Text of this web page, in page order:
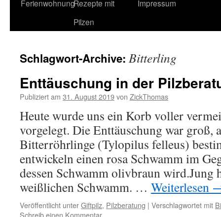
FerienwohnungRezepte mit
Pilzen
Impressum
Schlagwort-Archive: Bitterling
Enttäuschung in der
Publiziert am 31. August 2019von ZickThomas
Heute wurde uns ein Korb voller
vorgelegt. Die Enttäuschung war groß,
Bitterröhrlinge (Tylopilus felleus)
entwickeln einen rosa Schwamm im
dessen Schwamm olivbraun wird.Jung
weißlichen Schwamm. … Weiterlesen
Veröffentlicht unterGiftpilz, Pilzberatung | Verschlagwortet mit
Schreib einen Kommentar